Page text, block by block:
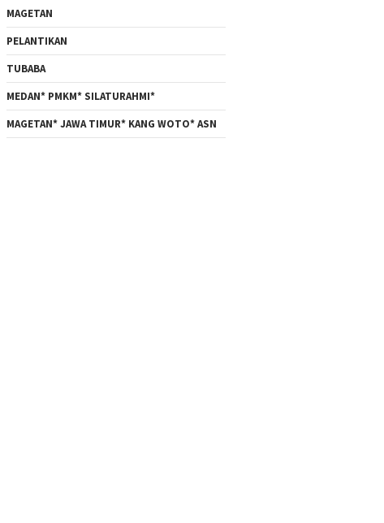
MAGETAN
PELANTIKAN
TUBABA
MEDAN* PMKM* SILATURAHMI*
MAGETAN* JAWA TIMUR* KANG WOTO* ASN